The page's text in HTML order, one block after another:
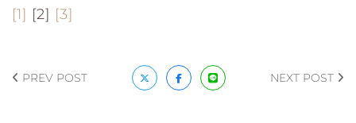
[1] [2] [3]
PREV POST NEXT POST